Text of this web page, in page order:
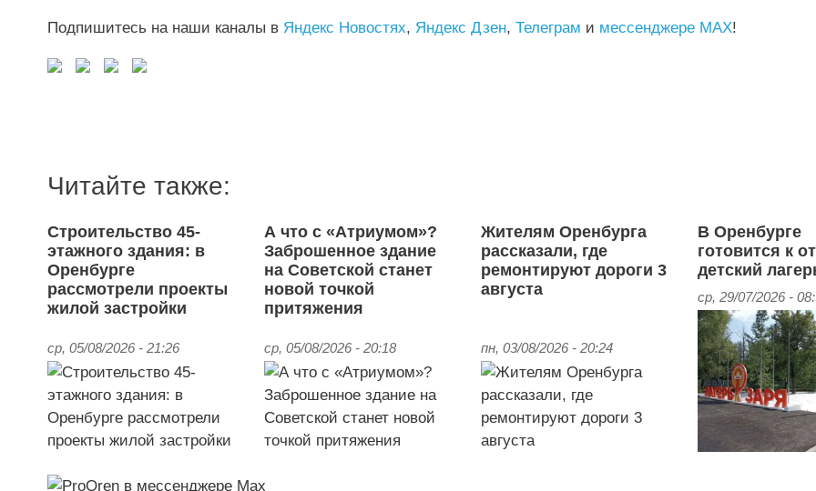
Подпишитесь на наши каналы в Яндекс Новостях, Яндекс Дзен, Телеграм и мессенджере MAX!
Читайте также:
Строительство 45-
этажного здания: в
Оренбурге
рассмотрели проекты
жилой застройки
ср, 05/08/2026 - 21:26
А что с «Атриумом»?
Заброшенное здание
на Советской станет
новой точкой
притяжения
ср, 05/08/2026 - 20:18
Жителям Оренбурга
рассказали, где
ремонтируют дороги 3
августа
пн, 03/08/2026 - 20:24
В Оренбурге
готовится к
детский
ср, 29/07/2026 -